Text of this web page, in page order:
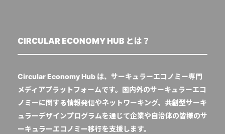
CIRCULAR ECONOMY HUB とは？
Circular Economy Hub は、サーキュラーエコノミー専門
メディアプラットフォームです。国内外のサーキュラーエコ
ノミーに関する情報発信やネットワーキング、共創型サーキ
ュラーデザインプログラムを通じて企業や自治体の皆様のサ
ーキュラーエコノミー移行を支援します。